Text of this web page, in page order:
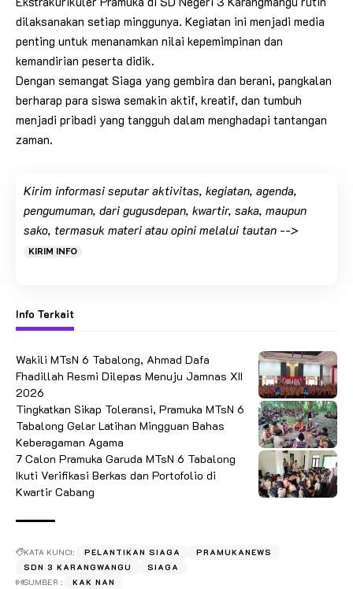
dilaksanakan setiap minggunya. Kegiatan ini menjadi media
penting untuk menanamkan nilai kepemimpinan dan
kemandirian peserta didik.
Dengan semangat Siaga yang gembira dan berani, pangkalan
berharap para siswa semakin aktif, kreatif, dan tumbuh
menjadi pribadi yang tangguh dalam menghadapi tantangan
zaman.
Kirim informasi seputar aktivitas, kegiatan, agenda,
pengumuman, dari gugusdepan, kwartir, saka, maupun
sako, termasuk materi atau opini melalui tautan -->
KIRIM INFO
Info Terkait
Wakili MTsN 6 Tabalong, Ahmad Dafa
Fhadillah Resmi Dilepas Menuju Jamnas XII
2026
Tingkatkan Sikap Toleransi, Pramuka MTsN 6
Tabalong Gelar Latihan Mingguan Bahas
Keberagaman Agama
7 Calon Pramuka Garuda MTsN 6 Tabalong
Ikuti Verifikasi Berkas dan Portofolio di
Kwartir Cabang
KATA KUNCI: PELANTIKAN SIAGA
PRAMUKANEWS
SDN 3 KARANGWANGU
SIAGA
SUMBER :
KAK NAN